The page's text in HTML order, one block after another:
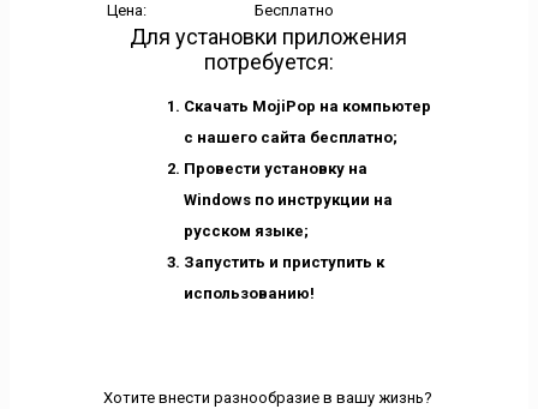
Цена:
Бесплатно
Для установки приложения
потребуется:
Скачать MojiPop на компьютер
с нашего сайта бесплатно;
Провести установку на
Windows по инструкции на
русском языке;
Запустить и приступить к
использованию!
Хотите внести разнообразие в вашу жизнь?